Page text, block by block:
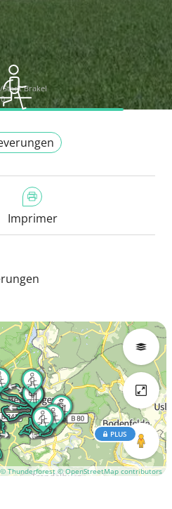
Brakel
Imprimer
© Thunderforest © OpenStreetMap contributors
PLUS